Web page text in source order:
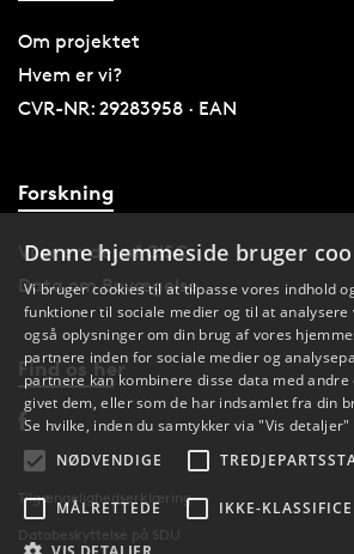
Om projektet
Hvem er vi?
CVR-NR: 29283958 · EAN
Forskning
Vi er en del af CISC
Data om Bevægelse
Find os her
Tilgængelighedserklæring
Databeskyttelse på SDU
Denne hjemmeside bruger
Vi bruger cookies til at tilpasse vores indhold
funktioner til sociale medier og til at analysere
også oplysninger om din brug af vores
partnere inden for sociale medier og
partnere kan kombinere disse data med
givet dem, eller som de har indsamlet fra din
Se hvilke, inden du samtykker via "Vis
NØDVENDIGE
MÅLRETTEDE IKKE-